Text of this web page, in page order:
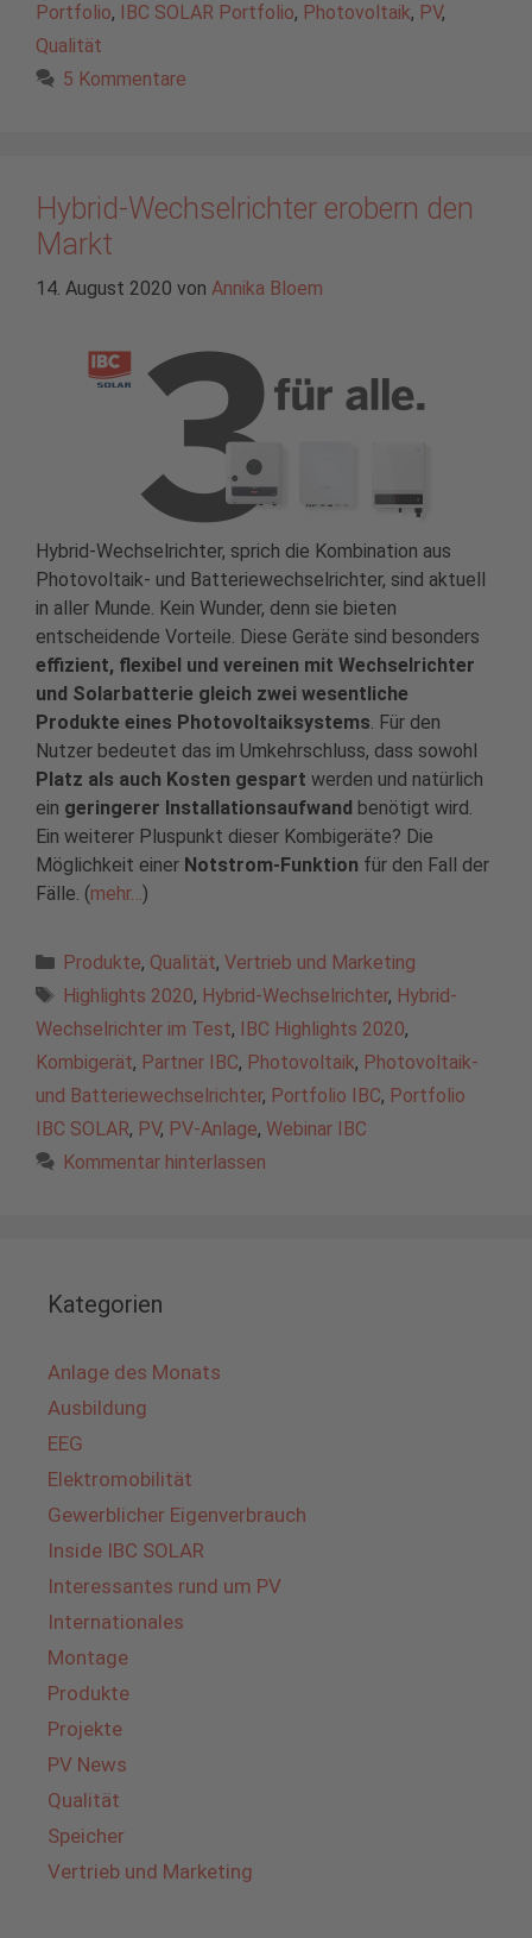
Portfolio, IBC SOLAR Portfolio, Photovoltaik, PV,
Qualität
5 Kommentare
Hybrid-Wechselrichter erobern den
Markt
14. August 2020 von Annika Bloem
Hybrid-Wechselrichter, sprich die Kombination aus
Photovoltaik- und Batteriewechselrichter, sind aktuell
in aller Munde. Kein Wunder, denn sie bieten
entscheidende Vorteile. Diese Geräte sind besonders
effizient, flexibel und vereinen mit Wechselrichter
und Solarbatterie gleich zwei wesentliche
Produkte eines Photovoltaiksystems. Für den
Nutzer bedeutet das im Umkehrschluss, dass sowohl
Platz als auch Kosten gespart werden und natürlich
ein geringerer Installationsaufwand benötigt wird.
Ein weiterer Pluspunkt dieser Kombigeräte? Die
Möglichkeit einer Notstrom-Funktion für den Fall der
Fälle. (mehr…)
Kategorien
Produkte, Qualität, Vertrieb und Marketing
Schlagwörter
Highlights 2020, Hybrid-Wechselrichter, Hybrid-
Wechselrichter im Test, IBC Highlights 2020,
Kombigerät, Partner IBC, Photovoltaik, Photovoltaik-
und Batteriewechselrichter, Portfolio IBC, Portfolio
IBC SOLAR, PV, PV-Anlage, Webinar IBC
Kommentar hinterlassen
Kategorien
Anlage des Monats
Ausbildung
EEG
Elektromobilität
Gewerblicher Eigenverbrauch
Inside IBC SOLAR
Interessantes rund um PV
Internationales
Montage
Produkte
Projekte
PV News
Qualität
Speicher
Vertrieb und Marketing